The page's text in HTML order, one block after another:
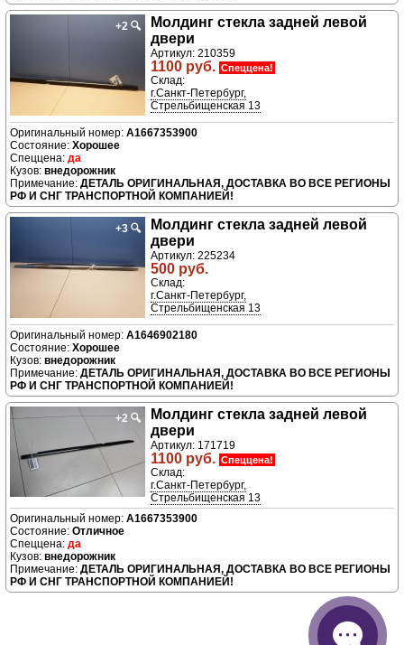
+2 🔍
Молдинг стекла задней левой
двери
Артикул: 210359
1100 руб. Спеццена!
Склад:
г.Санкт-Петербург,
Стрельбищенская 13
A1667353900
Хорошее
да
внедорожник
ДЕТАЛЬ ОРИГИНАЛЬНАЯ, ДОСТАВКА ВО ВСЕ РЕГИОНЫ
РФ И СНГ ТРАНСПОРТНОЙ КОМПАНИЕЙ!
+3 🔍
Молдинг стекла задней левой
двери
Артикул: 225234
500 руб.
Склад:
г.Санкт-Петербург,
Стрельбищенская 13
A1646902180
Хорошее
внедорожник
ДЕТАЛЬ ОРИГИНАЛЬНАЯ, ДОСТАВКА ВО ВСЕ РЕГИОНЫ
РФ И СНГ ТРАНСПОРТНОЙ КОМПАНИЕЙ!
+2🔍
Молдинг стекла задней левой
двери
Артикул: 171719
1100 руб. Спеццена!
Склад:
г.Санкт-Петербург,
Стрельбищенская 13
A1667353900
Отличное
да
внедорожник
ДЕТАЛЬ ОРИГИНАЛЬНАЯ, ДОСТАВКА ВО ВСЕ РЕГИОНЫ
РФ И СНГ ТРАНСПОРТНОЙ КОМПАНИЕЙ!